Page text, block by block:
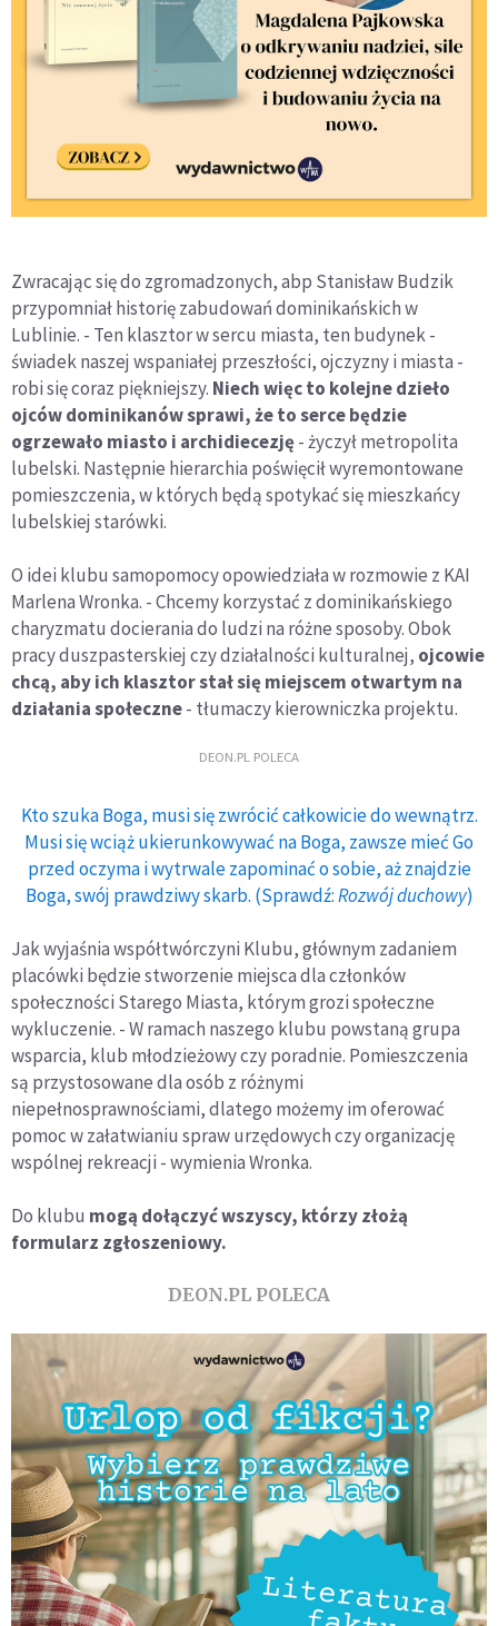
Zwracając się do zgromadzonych, abp Stanisław Budzik
przypomniał historię zabudowań dominikańskich w
Lublinie. - Ten klasztor w sercu miasta, ten budynek -
świadek naszej wspaniałej przeszłości, ojczyzny i miasta -
robi się coraz piękniejszy. Niech więc to kolejne dzieło
ojców dominikanów sprawi, że to serce będzie
ogrzewało miasto i archidiecezję- życzył metropolita
lubelski. Następnie hierarchia poświęcił wyremontowane
pomieszczenia, w których będą spotykać się mieszkańcy
lubelskiej starówki.
O idei klubu samopomocy opowiedziała w rozmowie z KAI
Marlena Wronka. - Chcemy korzystać z dominikańskiego
charyzmatu docierania do ludzi na różne sposoby. Obok
pracy duszpasterskiej czy działalności kulturalnej, ojcowie
chcą, aby ich klasztor stał się miejscem otwartym na
działania społeczne- tłumaczy kierowniczka projektu.
DEON.PL POLECA
Kto szuka Boga, musi się zwrócić całkowicie do wewnątrz.
Musi się wciąż ukierunkowywać na Boga, zawsze mieć Go
przed oczyma i wytrwale zapominać o sobie, aż znajdzie
Boga, swój prawdziwy skarb. (Sprawdź:Rozwój duchowy)
Jak wyjaśnia współtwórczyni Klubu, głównym zadaniem
placówki będzie stworzenie miejsca dla członków
społeczności Starego Miasta, którym grozi społeczne
wykluczenie. - W ramach naszego klubu powstaną grupa
wsparcia, klub młodzieżowy czy poradnie. Pomieszczenia
są przystosowane dla osób z różnymi
niepełnosprawnościami, dlatego możemy im oferować
pomoc w załatwianiu spraw urzędowych czy organizację
wspólnej rekreacji - wymienia Wronka.
Do klubu mogą dołączyć wszyscy, którzy złożą
formularz zgłoszeniowy.
DEON.PL POLECA